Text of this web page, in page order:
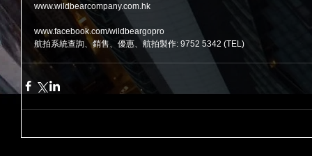
www.wildbearcompany.com.hk
www.facebook.com/wildbeargopro
航拍系統查詢、銷售、優惠、航拍製作: 9752 5342 (TEL)